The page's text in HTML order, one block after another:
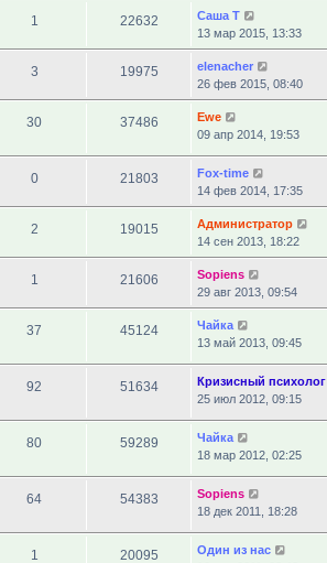
1 22632
Саша Т
13 мар 2015, 13:33
3 19975
elenacher
26 фев 2015, 08:40
30 37486
Ewe
09 апр 2014, 19:53
0 21803
Fox-time
14 фев 2014, 17:35
2 19015
Администратор
14 сен 2013, 18:22
1 21606
Sopiens
29 авг 2013, 09:54
37 45124
Чайка
13 май 2013, 09:45
92 51634
Кризисный психолог
25 июл 2012, 09:15
80 59289
Чайка
18 мар 2012, 02:25
64 54383
Sopiens
18 дек 2011, 18:28
1 20095
Один из нас